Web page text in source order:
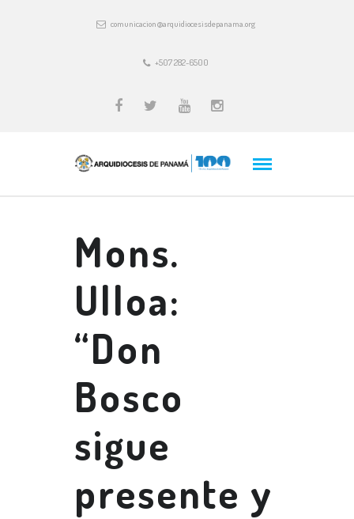
comunicacion@arquidiocesisdepanama.org
+507 282-6500
Mons.
Ulloa:
“Don
Bosco
sigue
presente y